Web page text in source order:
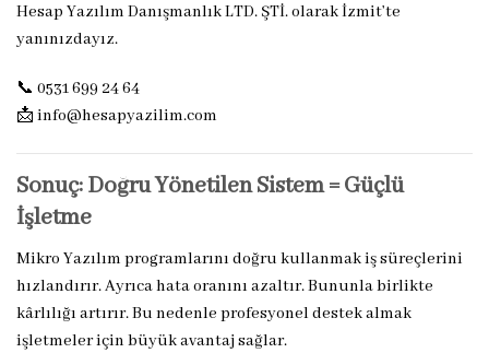
Hesap Yazılım Danışmanlık LTD. ŞTİ. olarak İzmit’te
yanınızdayız.
📞 0531 699 24 64
📩 info@hesapyazilim.com
Sonuç: Doğru Yönetilen Sistem = Güçlü
İşletme
Mikro Yazılım programlarını doğru kullanmak iş süreçlerini
hızlandırır. Ayrıca hata oranını azaltır. Bununla birlikte
kârlılığı artırır. Bu nedenle profesyonel destek almak
işletmeler için büyük avantaj sağlar.